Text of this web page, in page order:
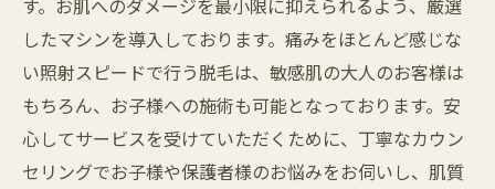
したマシンを導入しております。痛みをほとんど感じな
い照射スピードで行う脱毛は、敏感肌の大人のお客様は
もちろん、お子様への施術も可能となっております。安
心してサービスを受けていただくために、丁寧なカウン
セリングでお子様や保護者様のお悩みをお伺いし、肌質